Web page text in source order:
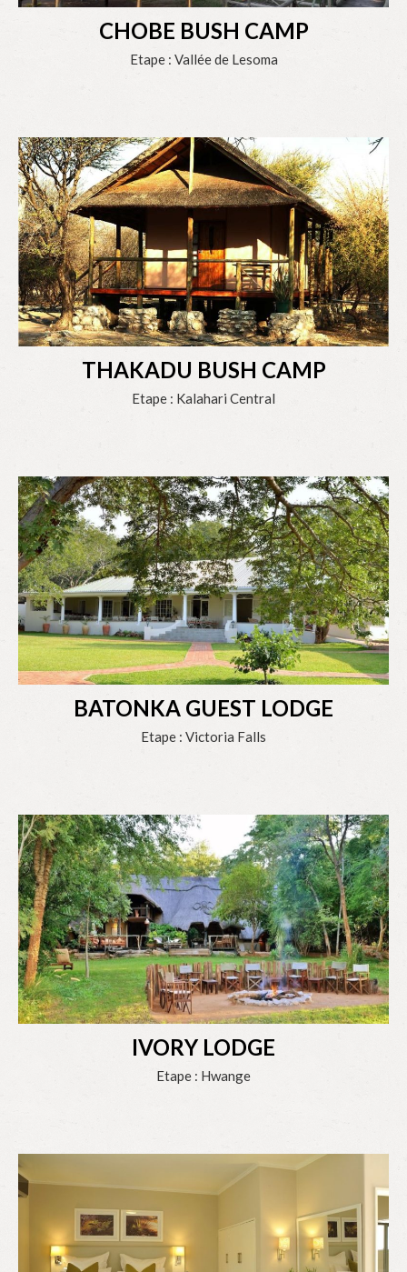
CHOBE BUSH CAMP
Etape : Vallée de Lesoma
THAKADU BUSH CAMP
Etape : Kalahari Central
BATONKA GUEST LODGE
Etape : Victoria Falls
IVORY LODGE
Etape : Hwange